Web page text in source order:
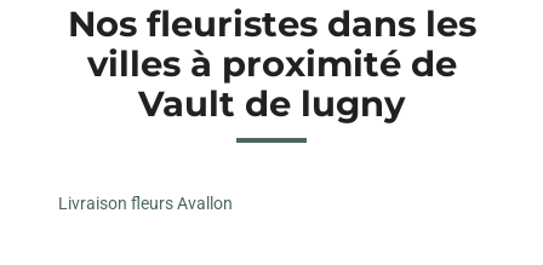
Nos fleuristes dans les
villes à proximité de
Vault de lugny
Livraison fleurs Avallon